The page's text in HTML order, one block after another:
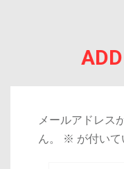
メールアドレス
ん。
※ が付い